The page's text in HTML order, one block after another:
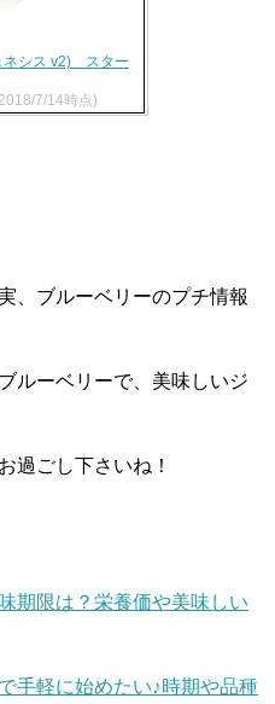
ネシス v2) スター
7/14時点)
、ブルーベリーのプチ情報
ルーベリーで、美味しいジ
過ごし下さいね！
期限は？栄養価や美味しい
手軽に始めたい♪時期や品種